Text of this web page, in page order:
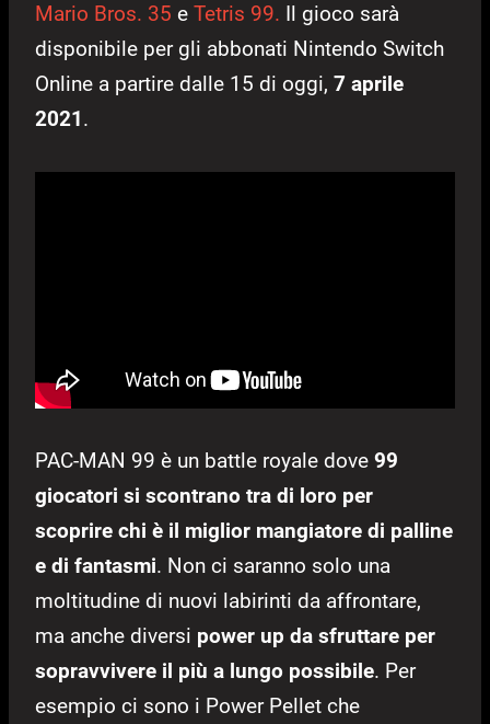
Mario Bros. 35 e Tetris 99. Il gioco sarà
disponibile per gli abbonati Nintendo Switch
Online a partire dalle 15 di oggi, 7 aprile
2021.
PAC-MAN 99 è un battle royale dove 99
giocatori si scontrano tra di loro per
scoprire chi è il miglior mangiatore di palline
e di fantasmi. Non ci saranno solo una
moltitudine di nuovi labirinti da affrontare,
ma anche diversi power up da sfruttare per
sopravvivere il più a lungo possibile. Per
esempio ci sono i Power Pellet che